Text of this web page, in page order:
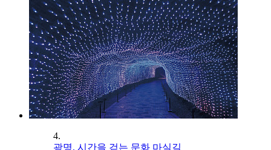
4.
광명, 시간을 걷는 문화 마실길